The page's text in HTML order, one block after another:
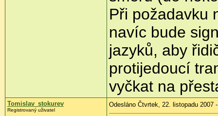
Při požadavku
navíc bude
jazyků, aby
protijedoucí
vyčkat na
Tomislav_stokurev
Registrovaný uživatel
Odesláno Čtvrtek, 22. listopadu 2007